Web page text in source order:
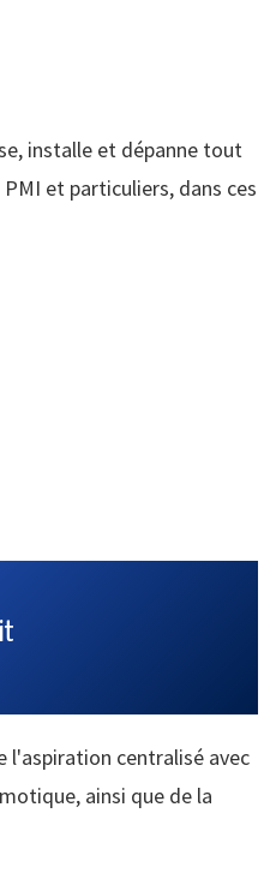
installe et dépanne tout
et particuliers, dans ces
l'aspiration centralisé avec
ainsi que de la